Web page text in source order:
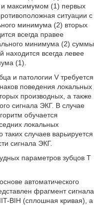
максимумом (1) первых
ситуации с
минимума (2) вторых
всегда правее
минимума (2) суммы
находится всегда левее
(1).
и патологии V требуется
поведения локальных
производных, а также
сигнала ЭКГ. В случае
обучается
локальных
случаев варьируется
сигнала ЭКГ.
параметров зубцов T
автоматического
фрагмент сигнала
BIH (сплошная кривая), а